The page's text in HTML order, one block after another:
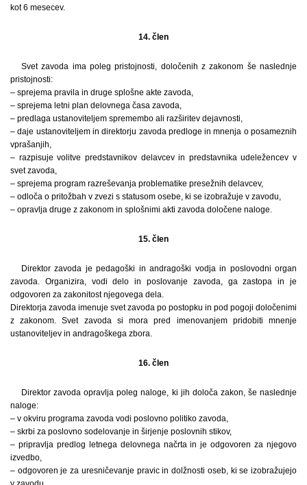
kot 6 mesecev.
14. člen
Svet zavoda ima poleg pristojnosti, določenih z zakonom še naslednje
pristojnosti:
– sprejema pravila in druge splošne akte zavoda,
– sprejema letni plan delovnega časa zavoda,
– predlaga ustanoviteljem spremembo ali razširitev dejavnosti,
– daje ustanoviteljem in direktorju zavoda predloge in mnenja o posameznih
vprašanjih,
– razpisuje volitve predstavnikov delavcev in predstavnika udeležencev v
svet zavoda,
– sprejema program razreševanja problematike presežnih delavcev,
– odloča o pritožbah v zvezi s statusom osebe, ki se izobražuje v zavodu,
– opravlja druge z zakonom in splošnimi akti zavoda določene naloge.
15. člen
Direktor zavoda je pedagoški in andragoški vodja in poslovodni organ
zavoda. Organizira, vodi delo in poslovanje zavoda, ga zastopa in je
odgovoren za zakonitost njegovega dela.
Direktorja zavoda imenuje svet zavoda po postopku in pod pogoji določenimi
z zakonom. Svet zavoda si mora pred imenovanjem pridobiti mnenje
ustanoviteljev in andragoškega zbora.
16. člen
Direktor zavoda opravlja poleg naloge, ki jih določa zakon, še naslednje
naloge:
– v okviru programa zavoda vodi poslovno politiko zavoda,
– skrbi za poslovno sodelovanje in širjenje poslovnih stikov,
– pripravlja predlog letnega delovnega načrta in je odgovoren za njegovo
izvedbo,
– odgovoren je za uresničevanje pravic in dolžnosti oseb, ki se izobražujejo